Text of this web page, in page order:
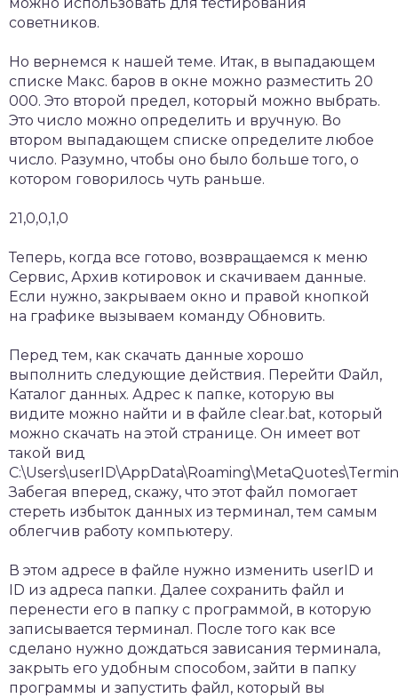
советников.
Но вернемся к нашей теме. Итак, в выпадающем
списке Макс. баров в окне можно разместить 20
000. Это второй предел, который можно выбрать.
Это число можно определить и вручную. Во
втором выпадающем списке определите любое
число. Разумно, чтобы оно было больше того, о
котором говорилось чуть раньше.
21,0,0,1,0
Теперь, когда все готово, возвращаемся к меню
Сервис, Архив котировок и скачиваем данные.
Если нужно, закрываем окно и правой кнопкой
на графике вызываем команду Обновить.
Перед тем, как скачать данные хорошо
выполнить следующие действия. Перейти Файл,
Каталог данных. Адрес к папке, которую вы
видите можно найти и в файле clear.bat, который
можно скачать на этой странице. Он имеет вот
такой вид
Забегая вперед, скажу, что этот файл помогает
стереть избыток данных из терминал, тем самым
облегчив работу компьютеру.
В этом адресе в файле нужно изменить userID и
ID из адреса папки. Далее сохранить файл и
перенести его в папку с программой, в которую
записывается терминал. После того как все
сделано нужно дождаться зависания терминала,
закрыть его удобным способом, зайти в папку
программы и запустить файл, который вы